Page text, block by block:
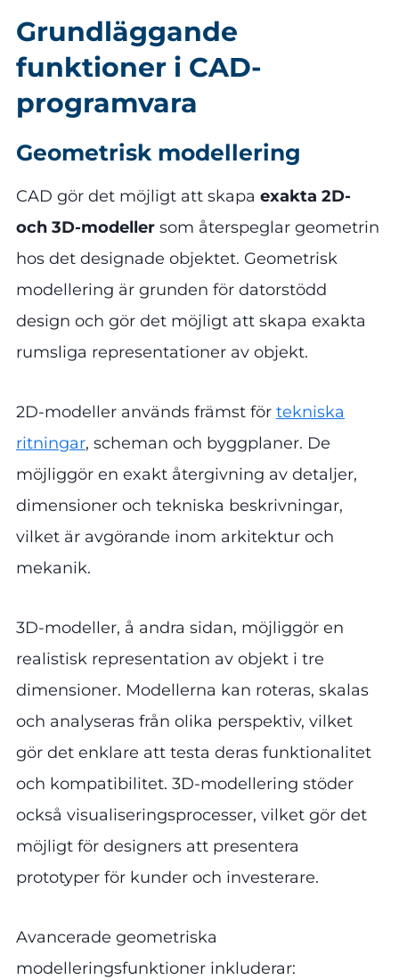
Grundläggande
funktioner i CAD-
programvara
Geometrisk modellering
CAD gör det möjligt att skapa exakta 2D-
och 3D-modeller som återspeglar geometrin
hos det designade objektet. Geometrisk
modellering är grunden för datorstödd
design och gör det möjligt att skapa exakta
rumsliga representationer av objekt.
2D-modeller används främst för tekniska
ritningar, scheman och byggplaner. De
möjliggör en exakt återgivning av detaljer,
dimensioner och tekniska beskrivningar,
vilket är avgörande inom arkitektur och
mekanik.
3D-modeller, å andra sidan, möjliggör en
realistisk representation av objekt i tre
dimensioner. Modellerna kan roteras, skalas
och analyseras från olika perspektiv, vilket
gör det enklare att testa deras funktionalitet
och kompatibilitet. 3D-modellering stöder
också visualiseringsprocesser, vilket gör det
möjligt för designers att presentera
prototyper för kunder och investerare.
Avancerade geometriska
modelleringsfunktioner inkluderar: